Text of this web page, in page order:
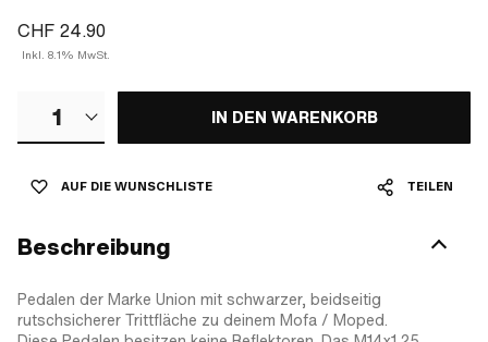
CHF 24.90
Inkl. 8.1% MwSt.
1 IN DEN WARENKORB
AUF DIE WUNSCHLISTE TEILEN
Beschreibung
Pedalen der Marke Union mit schwarzer, beidseitig
rutschsicherer Trittfläche zu deinem Mofa / Moped.